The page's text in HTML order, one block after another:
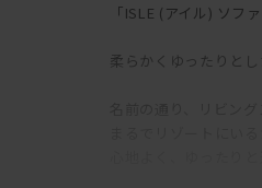
「ISLE (アイル) ソファ
柔らかくゆったりとし
心地よく、ゆったり